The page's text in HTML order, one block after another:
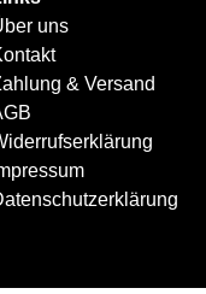
uns
& Versand